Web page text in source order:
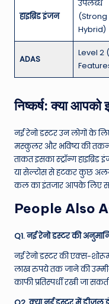
हाइब्रिड इंजन
उपलब्ध
(Strong
Hybrid)
ADAS
Level 2
निष्कर्ष: क्या आपको
नई रेनो डस्टर उन लोगों के
मस्कुलर और भविष्य की
ताकत इसका स्ट्रॉन्ग
या सेल्टोस से हटकर कुछ अलग
कल का इंतजार आपके लिए
People Also
Q1. नई रेनो डस्टर की
नई रेनो डस्टर की एक्स-
लाख रुपये तक जाने की
काफी प्रतिस्पर्धी रखी जा